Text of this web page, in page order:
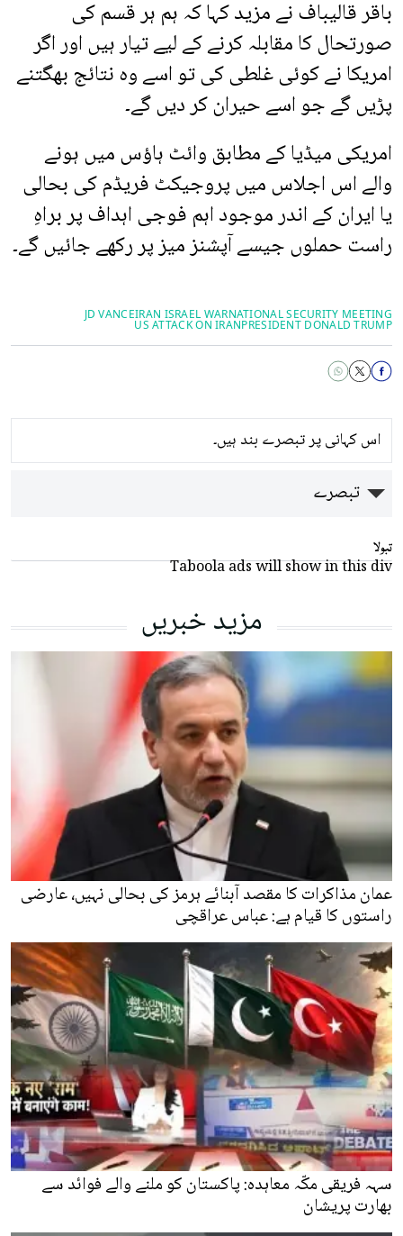
باقر قالیباف نے مزید کہا کہ ہم ہر قسم کی
صورتحال کا مقابلہ کرنے کے لیے تیار ہیں اور اگر
امریکا نے کوئی غلطی کی تو اسے وہ نتائج بھگتنے
پڑیں گے جو اسے حیران کر دیں گے۔
امریکی میڈیا کے مطابق وائٹ ہاؤس میں ہونے
والے اس اجلاس میں پروجیکٹ فریڈم کی بحالی
یا ایران کے اندر موجود اہم فوجی اہداف پر براہِ
راست حملوں جیسے آپشنز میز پر رکھے جائیں گے۔
NATIONAL SECURITY MEETING
IRAN ISRAEL WAR
JD VANCE
PRESIDENT DONALD TRUMP
US ATTACK ON IRAN
اس کہانی پر تبصرے بند ہیں۔
تبصرے
تبولا
Taboola ads will show in this div
مزید خبریں
عمان مذاکرات کا مقصد آبنائے ہرمز کی بحالی نہیں، عارضی
راستوں کا قیام ہے: عباس عراقچی
سہہ فریقی مکّہ معاہدہ: پاکستان کو ملنے والے فوائد سے
بھارت پریشان